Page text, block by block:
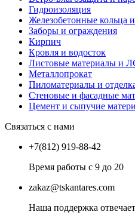
Гидроизоляция
Железобетонные кольца
Заборы и ограждения
Кирпич
Кровля и водосток
Листовые материалы и
Металлопрокат
Пиломатериалы и
Стеновые и фасадные
Цемент и сыпучие
Связаться с нами
+7(812) 919-88-42
Время работы с 9 до 20
zakaz@tskantares.com
Наша поддержка